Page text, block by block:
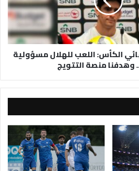
الكأس: اللعب للهلال مسؤولية
وهدفنا منصة التتويج